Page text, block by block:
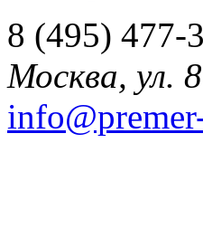
8 (495) 477-
Москва, ул.